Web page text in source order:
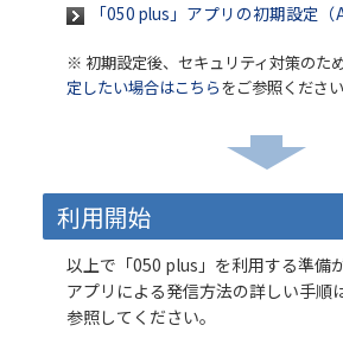
「050 plus」アプリの初期設定（
※ 初期設定後、セキュリティ対策のた
定したい場合はこちらをご参照ください
利用開始
以上で「050 plus」を利用する準備
アプリによる発信方法の詳しい手順
参照してください。